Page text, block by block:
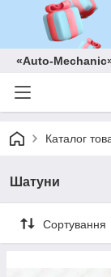
«Auto-
Каталог
Шатуни
Сортування